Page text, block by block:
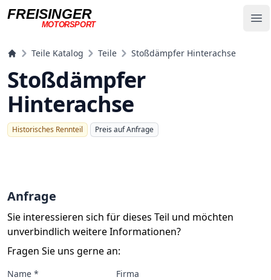
FREISINGER
MOTORSPORT
Teile Katalog Teile Stoßdämpfer Hinterachse
Stoßdämpfer
Hinterachse
Historisches Rennteil Preis auf Anfrage
Anfrage
Sie interessieren sich für dieses Teil und möchten
unverbindlich weitere Informationen?
Fragen Sie uns gerne an:
Name * Firma